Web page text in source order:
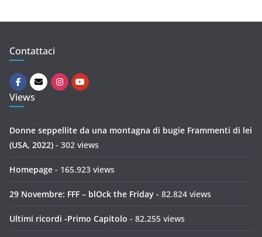
Contattaci
Views
Donne seppellite da una montagna di bugie Frammenti di lei
(USA, 2022) - 302 views
Homepage - 165.923 views
29 Novembre: FFF – blOck the Friday - 82.824 views
Ultimi ricordi -Primo Capitolo - 82.255 views